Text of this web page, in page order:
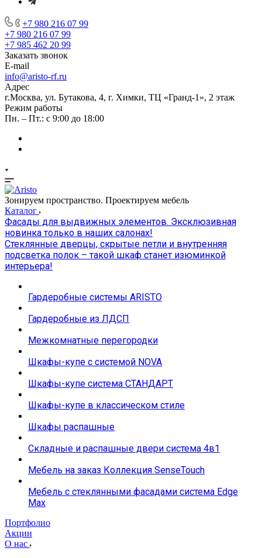
+7 980 216 07 99
+7 980 216 07 99
+7 985 462 20 99
Заказать звонок
E-mail
info@aristo-rf.ru
Адрес
г.Москва, ул. Бутакова, 4, г. Химки, ТЦ «Гранд-1», 2 этаж
Режим работы
Пн. – Пт.: с 9:00 до 18:00
Зонируем пространство. Проектируем мебель
Каталог
Фасады для выдвижных элементов. Эксклюзивная
новинка только в наших салонах!
Стеклянные дверцы, скрытые петли и внутренняя
подсветка полок – такой шкаф станет изюминкой
интерьера!
Гардеробные системы ARISTO
Гардеробные из ЛДСП
Межкомнатные перегородки
Шкафы-купе с системой NOVA
Шкафы-купе система СТАНДАРТ
Шкафы-купе в классическом стиле
Шкафы распашные
Складные и распашные двери система 4в1
Мебель на заказ Коллекция SenseTouch
Мебель с стеклянными фасадами система Edge
Max
Портфолио
Акции
О нас